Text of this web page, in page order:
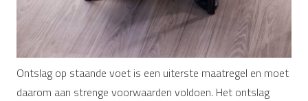
Ontslag op staande voet is een uiterste maatregel en moet
daarom aan strenge voorwaarden voldoen. Het ontslag